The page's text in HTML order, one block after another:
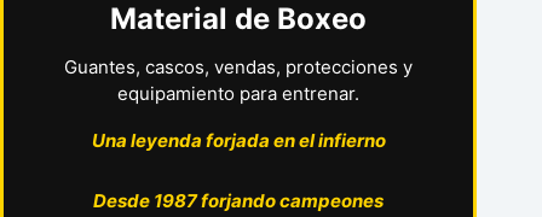
Material de Boxeo
Guantes, cascos, vendas, protecciones y
equipamiento para entrenar.
Una leyenda forjada en el infierno
Desde 1987 forjando campeones